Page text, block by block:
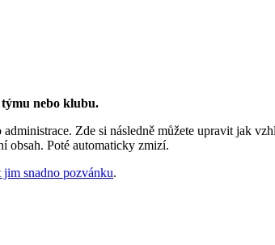
týmu nebo klubu.
Zde si následně můžete upravit jak
obsah. Poté automaticky zmizí.
jim snadno pozvánku.